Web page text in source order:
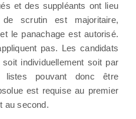
et des suppléants ont lieu
scrutin est majoritaire,
le panachage est autorisé.
pas. Les candidats
individuellement soit par
listes pouvant donc être
est requise au premier
au second.